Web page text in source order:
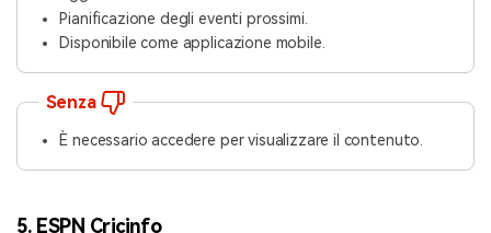
Pianificazione degli eventi prossimi.
Disponibile come applicazione mobile.
Senza
È necessario accedere per visualizzare il contenuto.
5. ESPN Cricinfo